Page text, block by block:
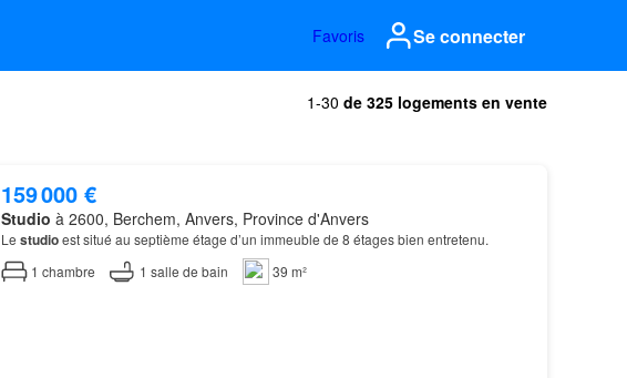
Favoris Se connecter
1-30 de 325 logements en vente
159 000 €
Studio à 2600, Berchem, Anvers, Province d'Anvers
Le studioest situé au septième étage d’un immeuble de 8 étages bien entretenu.
1 chambre 1 salle de bain 39 m²